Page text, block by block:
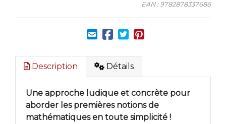
EAN : 9782878337686
Description Détails
Une approche ludique et concrète pour
aborder les premières notions de
mathématiques en toute simplicité !